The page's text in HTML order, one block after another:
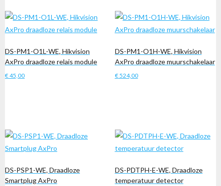
DS-PM1-O1L-WE, Hikvision
AxPro draadloze relais module
€45,00
DS-PM1-O1H-WE, Hikvision
AxPro draadloze muurschakelaar
€524,00
DS-PSP1-WE, Draadloze
Smartplug AxPro
DS-PDTPH-E-WE, Draadloze
temperatuur detector